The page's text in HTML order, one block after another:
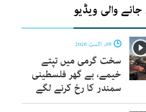
والی ویڈیو
09, اگست 2026
سخت گرمی میں تپتے
خیمے، بے گھر فلسطینی
سمندر کا رخ کرنے لگے